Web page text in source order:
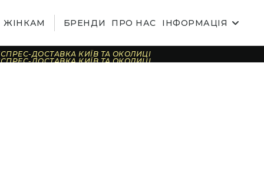
ЖІНКАМ БРЕНДИ ПРО НАС ІНФОРМАЦІЯ
ДОСТАВКА КИЇВ ТА ОКОЛИЦІ
ДОСТАВКА КИЇВ ТА ОКОЛИЦІ